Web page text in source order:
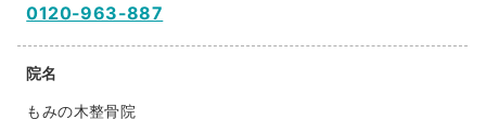
0120-963-887
院名
もみの木整骨院